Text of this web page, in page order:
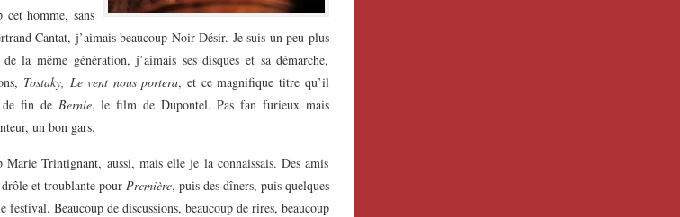
cet homme, sans
Cantat, j’aimais beaucoup Noir Désir. Je suis un peu plus
la même génération, j’aimais ses disques et sa démarche,
Tostaky, Le vent nous portera, et ce magnifique titre qu’il
de fin de Bernie, le film de Dupontel. Pas fan furieux mais
un bon gars.
Marie Trintignant, aussi, mais elle je la connaissais. Des amis
et troublante pour Première, puis des dîners, puis quelques
festival. Beaucoup de discussions, beaucoup de rires, beaucoup